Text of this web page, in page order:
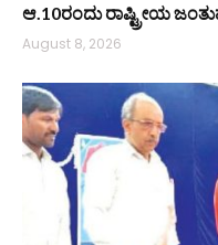
ಆ.10ರಂದು ರಾಷ್ಟ್ರೀಯ
August 8, 2026